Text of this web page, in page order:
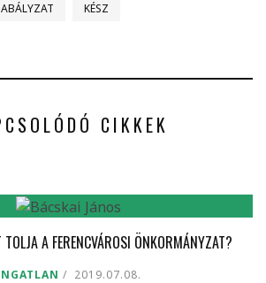
KÉSZ
CIKKEK
TOLJA A FERENCVÁROSI ÖNKORMÁNYZAT?
2019.07.08.